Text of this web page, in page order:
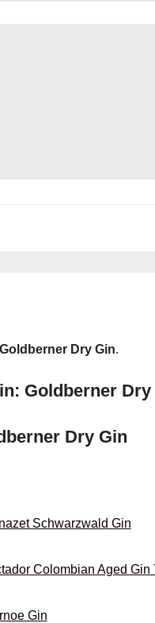
Goldberner Dry Gin.
Goldberner Dry
Dry Gin
Schwarzwald Gin
Colombian Aged Gin
Gin